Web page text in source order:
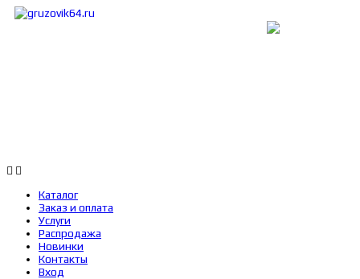
Каталог
Заказ и оплата
Услуги
Распродажа
Новинки
Контакты
Вход